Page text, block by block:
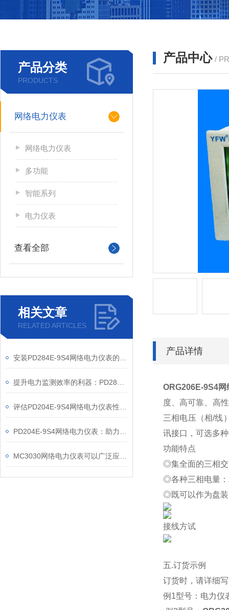
产品分类
PRODUCTS
网络电力仪表
网络电力仪表
多功能
智能系列
电力仪表
查看全部
相关文章
RELATED ARTICLES
产品中心 /
产品详情
ORG206E-9S4
度、高可靠、高
三相电压（相/线
讯接口，可选多
功能特点
◎集全面的三相
◎各种三相电量
◎既可以作为盘
接线方试
五.订货示例
订货时，请详细
例1型号： 电力仪